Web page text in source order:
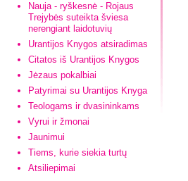
Nauja - ryškesnė - Rojaus
Trejybės suteikta šviesa
nerengiant laidotuvių
Urantijos Knygos atsiradimas
Citatos iš Urantijos Knygos
Jėzaus pokalbiai
Patyrimai su Urantijos Knyga
Teologams ir dvasininkams
Vyrui ir žmonai
Jaunimui
Tiems, kurie siekia turtų
Atsiliepimai